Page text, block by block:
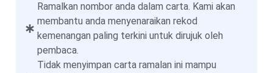
Ramalkan nombor anda dalam carta. Kami akan
membantu anda menyenaraikan rekod
kemenangan paling terkini untuk dirujuk oleh
pembaca.
Tidak menyimpan carta ramalan ini mampu